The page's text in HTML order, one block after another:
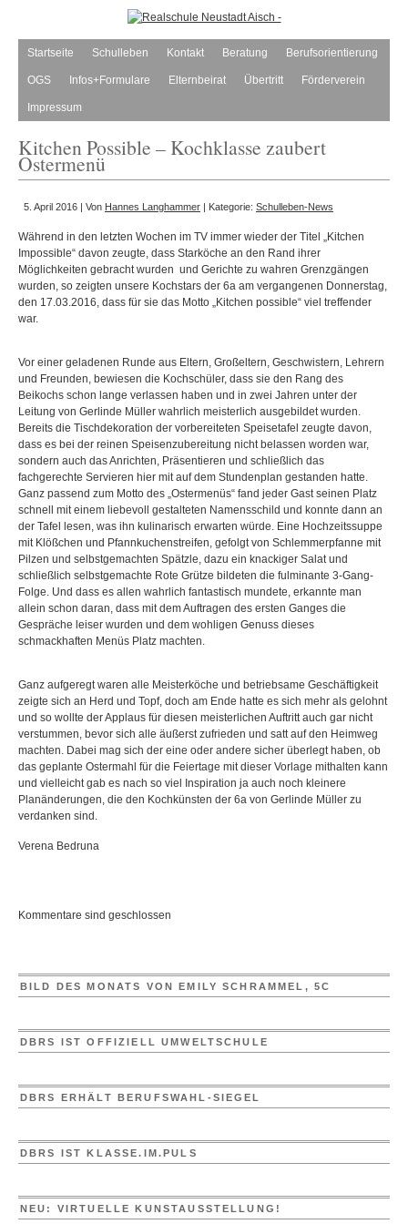
Startseite Schulleben Kontakt Beratung Berufsorientierung
OGS Infos+Formulare Elternbeirat Übertritt Förderverein
Impressum
Kitchen Possible – Kochklasse zaubert
Ostermenü
5. April 2016 | Von Hannes Langhammer | Kategorie: Schulleben-News
Während in den letzten Wochen im TV immer wieder der Titel „Kitchen
Impossible“ davon zeugte, dass Starköche an den Rand ihrer
Möglichkeiten gebracht wurden und Gerichte zu wahren Grenzgängen
wurden, so zeigten unsere Kochstars der 6a am vergangenen Donnerstag,
den 17.03.2016, dass für sie das Motto „Kitchen possible“ viel treffender
war.
Vor einer geladenen Runde aus Eltern, Großeltern, Geschwistern, Lehrern
und Freunden, bewiesen die Kochschüler, dass sie den Rang des
Beikochs schon lange verlassen haben und in zwei Jahren unter der
Leitung von Gerlinde Müller wahrlich meisterlich ausgebildet wurden.
Bereits die Tischdekoration der vorbereiteten Speisetafel zeugte davon,
dass es bei der reinen Speisenzubereitung nicht belassen worden war,
sondern auch das Anrichten, Präsentieren und schließlich das
fachgerechte Servieren hier mit auf dem Stundenplan gestanden hatte.
Ganz passend zum Motto des „Ostermenüs“ fand jeder Gast seinen Platz
schnell mit einem liebevoll gestalteten Namensschild und konnte dann an
der Tafel lesen, was ihn kulinarisch erwarten würde. Eine Hochzeitssuppe
mit Klößchen und Pfannkuchenstreifen, gefolgt von Schlemmerpfanne mit
Pilzen und selbstgemachten Spätzle, dazu ein knackiger Salat und
schließlich selbstgemachte Rote Grütze bildeten die fulminante 3-Gang-
Folge. Und dass es allen wahrlich fantastisch mundete, erkannte man
allein schon daran, dass mit dem Auftragen des ersten Ganges die
Gespräche leiser wurden und dem wohligen Genuss dieses
schmackhaften Menüs Platz machten.
Ganz aufgeregt waren alle Meisterköche und betriebsame Geschäftigkeit
zeigte sich an Herd und Topf, doch am Ende hatte es sich mehr als gelohnt
und so wollte der Applaus für diesen meisterlichen Auftritt auch gar nicht
verstummen, bevor sich alle äußerst zufrieden und satt auf den Heimweg
machten. Dabei mag sich der eine oder andere sicher überlegt haben, ob
das geplante Ostermahl für die Feiertage mit dieser Vorlage mithalten kann
und vielleicht gab es nach so viel Inspiration ja auch noch kleinere
Planänderungen, die den Kochkünsten der 6a von Gerlinde Müller zu
verdanken sind.
Verena Bedruna
Kommentare sind geschlossen
BILD DES MONATS VON EMILY SCHRAMMEL, 5C
DBRS IST OFFIZIELL UMWELTSCHULE
DBRS ERHÄLT BERUFSWAHL-SIEGEL
DBRS IST KLASSE.IM.PULS
NEU: VIRTUELLE KUNSTAUSSTELLUNG!